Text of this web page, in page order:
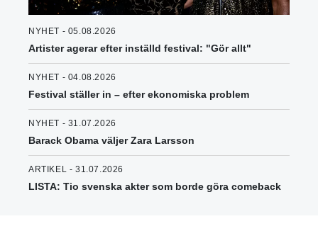
NYHET - 05.08.2026
Artister agerar efter inställd festival: "Gör allt"
NYHET - 04.08.2026
Festival ställer in – efter ekonomiska problem
NYHET - 31.07.2026
Barack Obama väljer Zara Larsson
ARTIKEL - 31.07.2026
LISTA: Tio svenska akter som borde göra comeback